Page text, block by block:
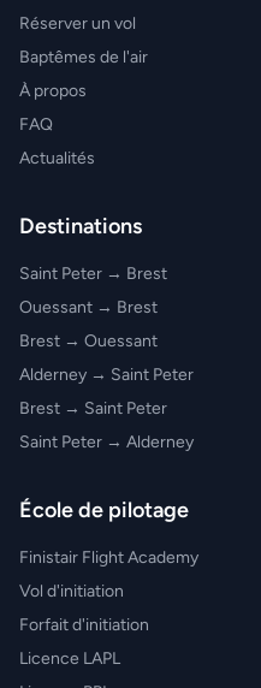
Réserver un vol
Baptêmes de l'air
À propos
FAQ
Actualités
Destinations
Saint Peter → Brest
Ouessant → Brest
Brest → Ouessant
Alderney → Saint Peter
Brest → Saint Peter
Saint Peter → Alderney
École de pilotage
Finistair Flight Academy
Vol d'initiation
Forfait d'initiation
Licence LAPL